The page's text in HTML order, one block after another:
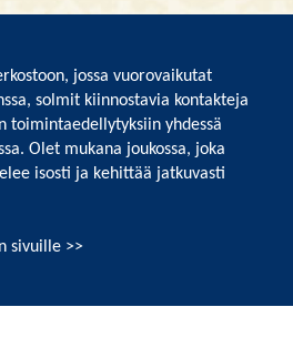
jossa vuorovaikutat
solmit kiinnostavia kontakteja
toimintaedellytyksiin yhdessä
Olet mukana joukossa, joka
isosti ja kehittää jatkuvasti
sivuille >>